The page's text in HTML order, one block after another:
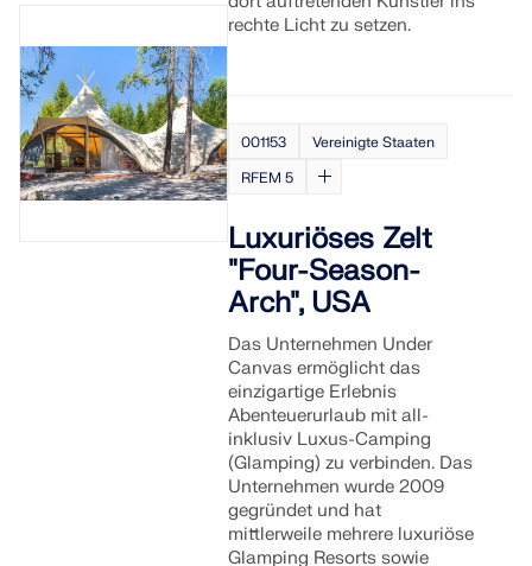
rechte Licht zu setzen.
001153
Vereinigte Staaten
RFEM 5
Luxuriöses Zelt
"Four-Season-
Arch", USA
Das Unternehmen Under
Canvas ermöglicht das
einzigartige Erlebnis
Abenteuerurlaub mit all-
inklusiv Luxus-Camping
(Glamping) zu verbinden. Das
Unternehmen wurde 2009
gegründet und hat
mittlerweile mehrere luxuriöse
Glamping Resorts sowie